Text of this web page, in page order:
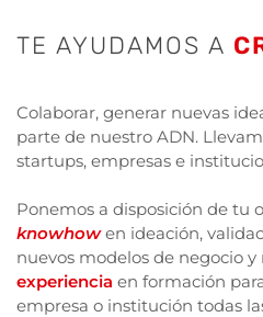
TE AYUDAMOS A
Colaborar, generar nuevas
parte de nuestro ADN.
startups, empresas e
Ponemos a disposición de tu
knowhowen ideación,
nuevos modelos de negocio y
experiencia en formación
empresa o institución todas